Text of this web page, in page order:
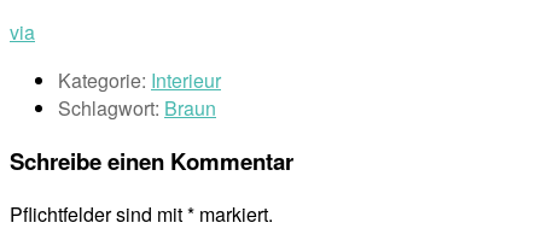
via
Kategorie: Interieur
Schlagwort: Braun
Schreibe einen Kommentar
Pflichtfelder sind mit* markiert.